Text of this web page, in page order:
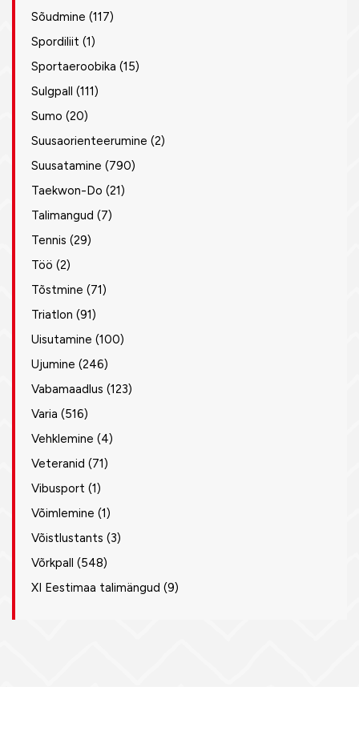
Sõudmine (117)
Spordiliit (1)
Sportaeroobika (15)
Sulgpall (111)
Sumo (20)
Suusaorienteerumine (2)
Suusatamine (790)
Taekwon-Do (21)
Talimangud (7)
Tennis (29)
Töö (2)
Tõstmine (71)
Triatlon (91)
Uisutamine (100)
Ujumine (246)
Vabamaadlus (123)
Varia (516)
Vehklemine (4)
Veteranid (71)
Vibusport (1)
Võimlemine (1)
Võistlustants (3)
Võrkpall (548)
XI Eestimaa talimängud (9)